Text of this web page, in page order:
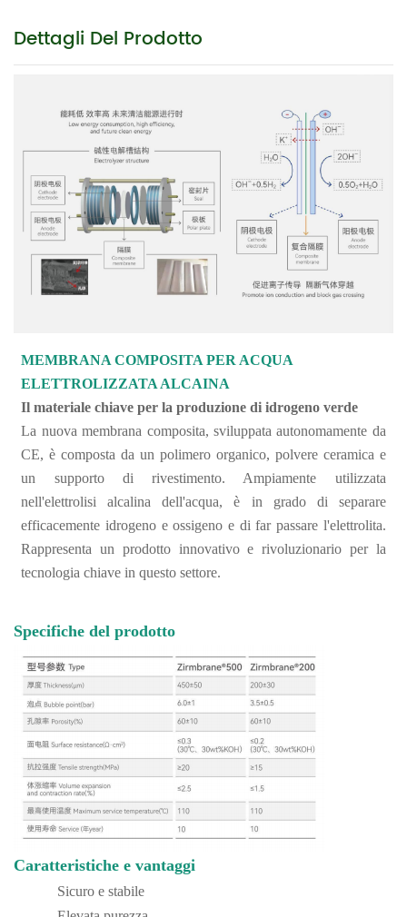
Dettagli Del Prodotto
MEMBRANA COMPOSITA PER ACQUA
ELETTROLIZZATA ALCAINA
Il materiale chiave per la produzione di idrogeno verde
La nuova membrana composita, sviluppata autonomamente da
CE, è composta da un polimero organico, polvere ceramica e
un supporto di rivestimento. Ampiamente utilizzata
nell'elettrolisi alcalina dell'acqua, è in grado di separare
efficacemente idrogeno e ossigeno e di far passare l'elettrolita.
Rappresenta un prodotto innovativo e rivoluzionario per la
tecnologia chiave in questo settore.
Specifiche del prodotto
Caratteristiche e vantaggi
Sicuro e stabile